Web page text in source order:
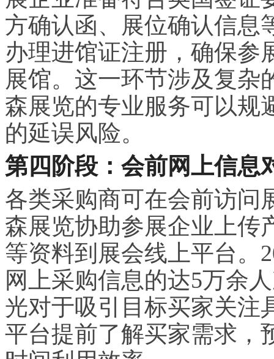
方确认函、展位确认信息
办理进馆证注册，确保参
展馆。这一环节涉及复杂
森展览的专业服务可以规
的延误风险。
第四阶段：会前网上信息
各类采购商可在会前访问
森展览协助参展企业上传
等资料到展会线上平台。
网上采购信息的达5万余
光对于吸引目标买家关注
平台提前了解买家需求，